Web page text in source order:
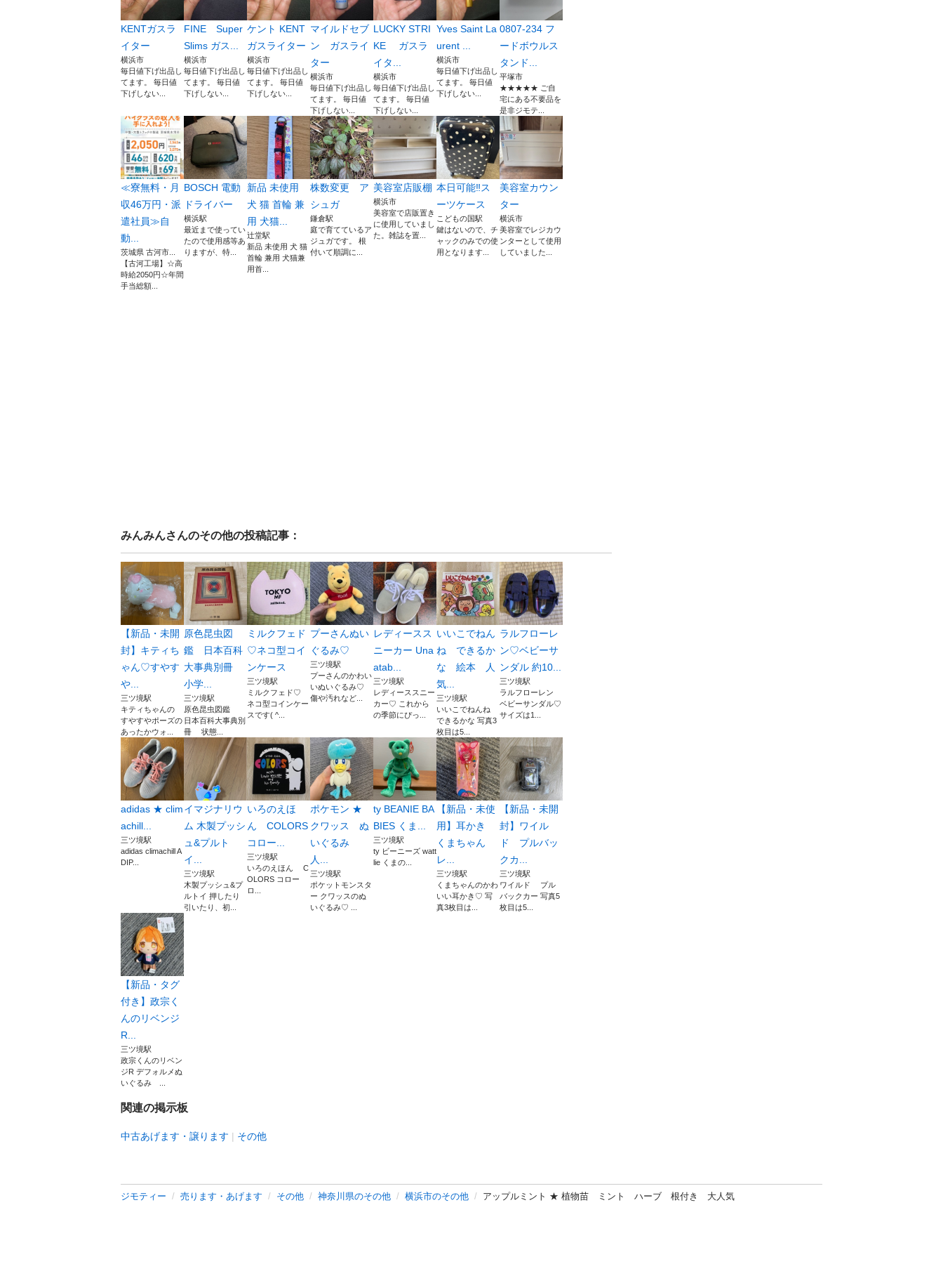
KENTガスラ
イター
横浜市
毎日値下げ出品し
てます。 毎日値
下げしない...
FINE Super
Slims ガス...
横浜市
毎日値下げ出品し
てます。 毎日値
下げしない...
ケント KENT
ガスライター
横浜市
毎日値下げ出品し
てます。 毎日値
下げしない...
マイルドセブ
ン ガスライ
ター
横浜市
毎日値下げ出品し
てます。 毎日値
下げしない...
LUCKY STRI
KE ガスラ
イタ...
横浜市
毎日値下げ出品し
てます。 毎日値
下げしない...
Yves Saint La
urent ...
横浜市
毎日値下げ出品し
てます。 毎日値
下げしない...
0807-234 フ
ードボウルス
タンド...
平塚市
★★★★★ ご自
宅にある不要品を
是非ジモテ...
≪寮無料・月
収46万円・派
遣社員≫自
動...
茨城県 古河市...
【古河工場】☆高
時給2050円☆年間
手当総額...
BOSCH 電動
ドライバー
横浜駅
最近まで使ってい
たので使用感等あ
りますが、特...
新品 未使用
犬 猫 首輪 兼
用 犬猫...
辻堂駅
新品 未使用 犬 猫
首輪 兼用 犬猫兼
用首...
株数変更 ア
シュガ
鎌倉駅
庭で育てているア
ジュガです。 根
付いて順調に...
美容室店販棚
横浜市
美容室で店販置き
に使用していまし
た。雑誌を置...
本日可能‼️ス
ーツケース
こどもの国駅
鍵はないので、チ
ャックのみでの使
用となります...
美容室カウン
ター
横浜市
美容室でレジカウ
ンターとして使用
していました...
みんみんさんのその他の投稿記事：
【新品・未開
封】キティち
ゃん♡すやす
や...
三ツ境駅
キティちゃんの
すやすやポーズの
あったかウォ...
原色昆虫図
鑑 日本百科
大事典別冊
小学...
三ツ境駅
原色昆虫図鑑
日本百科大事典別
冊 状態...
ミルクフェド
♡ネコ型コイ
ンケース
三ツ境駅
ミルクフェド♡
ネコ型コインケー
スです( ^...
プーさんぬい
ぐるみ♡
三ツ境駅
プーさんのかわい
いぬいぐるみ♡
傷や汚れなど...
レディースス
ニーカー Una
atab...
三ツ境駅
レディーススニー
カー♡ これから
の季節にぴっ...
いいこでねん
ね できるか
な 絵本 人
気...
三ツ境駅
いいこでねんね
できるかな 写真3
枚目は5...
ラルフローレ
ン♡ベビーサ
ンダル 約10...
三ツ境駅
ラルフローレン
ベビーサンダル♡
サイズは1...
adidas ★ clim
achill...
三ツ境駅
adidas climachill A
DIP...
イマジナリウ
ム 木製プッシ
ュ&プルト
イ...
三ツ境駅
木製プッシュ&プ
ルトイ 押したり
引いたり、初...
いろのえほ
ん COLORS
コロー...
三ツ境駅
いろのえほん C
OLORS コロー
ロ...
ポケモン ★
クワッス ぬ
いぐるみ
人...
三ツ境駅
ポケットモンスタ
ー クワッスのぬ
いぐるみ♡ ...
ty BEANIE BA
BIES くま...
三ツ境駅
ty ビーニーズ watt
lie くまの...
【新品・未使
用】耳かき
くまちゃん
レ...
三ツ境駅
くまちゃんのかわ
いい耳かき♡ 写
真3枚目は...
【新品・未開
封】ワイル
ド プルバッ
クカ...
三ツ境駅
ワイルド プル
バックカー 写真5
枚目は5...
【新品・タグ
付き】政宗く
んのリベンジ
R...
三ツ境駅
政宗くんのリベン
ジR デフォルメぬ
いぐるみ ...
関連の掲示板
中古あげます・譲ります その他
ジモティー 売ります・あげます その他 神奈川県のその他 横浜市のその他 アップルミント ★ 植物苗 ミント ハーブ 根付き 大人気